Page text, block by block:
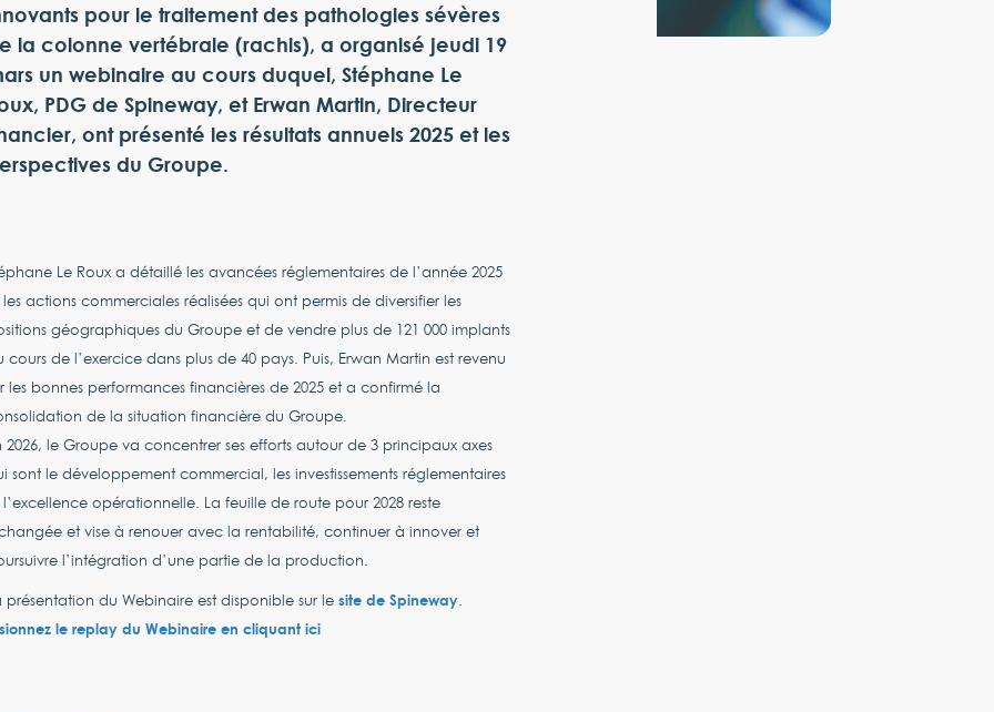
pour le traitement des pathologies sévères
la colonne vertébrale (rachis), a organisé jeudi 19
un webinaire au cours duquel, Stéphane Le
PDG de Spineway, et Erwan Martin, Directeur
ont présenté les résultats annuels 2025 et les
du Groupe.
Le Roux a détaillé les avancées réglementaires de l’année 2025
actions commerciales réalisées qui ont permis de diversifier les
géographiques du Groupe et de vendre plus de 121 000 implants
cours de l’exercice dans plus de 40 pays. Puis, Erwan Martin est revenu
les bonnes performances financières de 2025 et a confirmé la
de la situation financière du Groupe.
2026, le Groupe va concentrer ses efforts autour de 3 principaux axes
sont le développement commercial, les investissements réglementaires
opérationnelle. La feuille de route pour 2028 reste
et vise à renouer avec la rentabilité, continuer à innover et
l’intégration d’une partie de la production.
présentation du Webinaire est disponible sur le site de Spineway.
le replay du Webinaire en cliquant ici